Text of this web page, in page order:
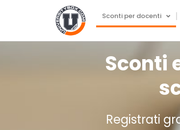
Sconti per docenti
Sconti
Registrati